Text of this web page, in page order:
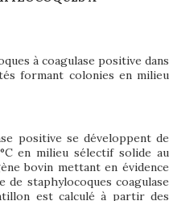
à coagulase positive dans
formant colonies en milieu
positive se développent de
en milieu sélectif solide au
bovin mettant en évidence
de staphylocoques coagulase
est calculé à partir des